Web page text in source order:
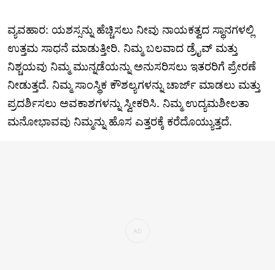
ವ್ಯವಹಾರ: ಯಶಸ್ಸನ್ನು ಹೆಚ್ಚಿಸಲು ನೀವು ನಾಯಕತ್ವದ ಸ್ಥಾನಗಳಲ್ಲಿ
ಉತ್ತಮ ಸಾಧನೆ ಮಾಡುತ್ತೀರಿ. ನಿಮ್ಮ ಬಲವಾದ ಡ್ರೈವ್ ಮತ್ತು
ನಿಶ್ಚಯವು ನಿಮ್ಮ ಮುನ್ನಡೆಯನ್ನು ಅನುಸರಿಸಲು ಇತರರಿಗೆ ಪ್ರೇರಣೆ
ನೀಡುತ್ತದೆ. ನಿಮ್ಮ ಸಾಂಸ್ಥಿಕ ಕೌಶಲ್ಯಗಳನ್ನು ಚಾರ್ಜ್ ಮಾಡಲು ಮತ್ತು
ಪ್ರದರ್ಶಿಸಲು ಅವಕಾಶಗಳನ್ನು ಸ್ವೀಕರಿಸಿ. ನಿಮ್ಮ ಉದ್ಯಮಶೀಲತಾ
ಮನೋಭಾವವು ನಿಮ್ಮನ್ನು ಹೊಸ ಎತ್ತರಕ್ಕೆ ಕರೆದೊಯ್ಯುತ್ತದೆ.